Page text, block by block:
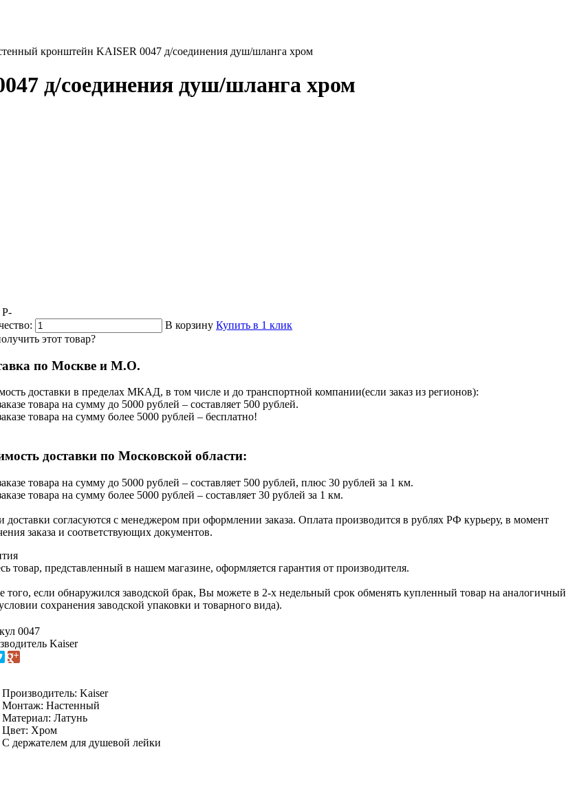
кронштейн KAISER 0047 д/соединения душ/шланга хром
д/соединения душ/шланга хром
P-
В корзину Купить в 1 клик
этот товар?
по Москве и М.О.
доставки в пределах МКАД, в том числе и до транспортной компании(если заказ из регионов):
товара на сумму до 5000 рублей – составляет 500 рублей.
товара на сумму более 5000 рублей – бесплатно!
доставки по Московской области:
товара на сумму до 5000 рублей – составляет 500 рублей, плюс 30 рублей за 1 км.
товара на сумму более 5000 рублей – составляет 30 рублей за 1 км.
доставки согласуются с менеджером при оформлении заказа. Оплата производится в рублях РФ курьеру, в момент
заказа и соответствующих документов.
товар, представленный в нашем магазине, оформляется гарантия от производителя.
того, если обнаружился заводской брак, Вы можете в 2-х недельный срок обменять купленный товар на аналогичный
сохранения заводской упаковки и товарного вида).
0047
Kaiser
Производитель: Kaiser
Монтаж: Настенный
Материал: Латунь
Цвет: Хром
С держателем для душевой лейки